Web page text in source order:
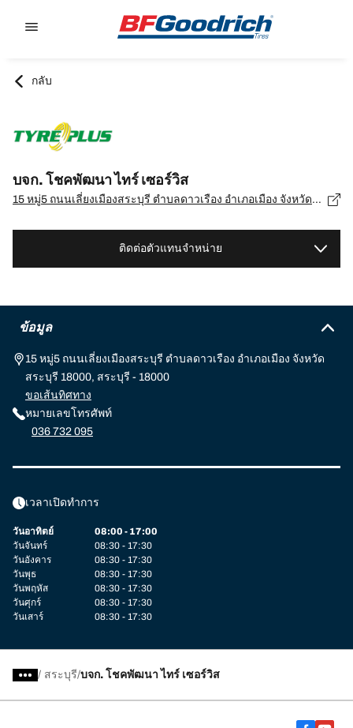
กลับ
บจก. โชคพัฒนา ไทร์ เซอร์วิส
15 หมู่5 ถนนเลี่ยงเมืองสระบุรี ตำบลดาวเรือง อำเภอเมือง จังหวัดสระบุรี 18000, สระบุรี - 18000
ติดต่อตัวแทนจำหน่าย
ข้อมูล
15 หมู่5 ถนนเลี่ยงเมืองสระบุรี ตำบลดาวเรือง อำเภอเมือง จังหวัด
สระบุรี 18000, สระบุรี - 18000
ขอเส้นทิศทาง
หมายเลขโทรศัพท์
036 732 095
เวลาเปิดทำการ
วันอาทิตย์
08:00 - 17:00
วันจันทร์
08:30 - 17:30
วันอังคาร
08:30 - 17:30
วันพุธ
08:30 - 17:30
วันพฤหัส
08:30 - 17:30
วันศุกร์
08:30 - 17:30
วันเสาร์
08:30 - 17:30
/ สระบุรี บจก. โชคพัฒนา ไทร์ เซอร์วิส